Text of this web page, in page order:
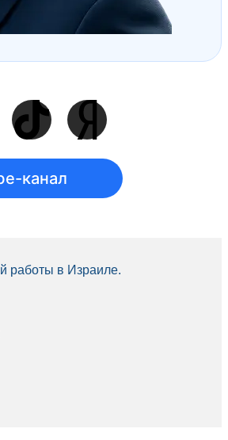
канал
работы в Израиле.